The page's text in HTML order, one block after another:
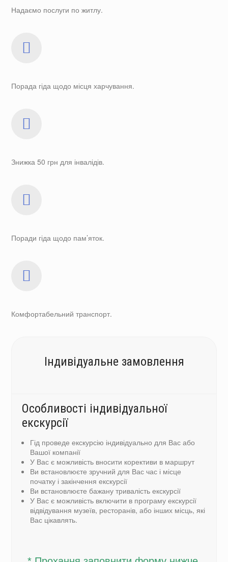
Надаємо послуги по житлу.
Порада гіда щодо місця харчування.
Знижка 50 грн для інвалідів.
Поради гіда щодо пам’яток.
Комфортабельний транспорт.
Індивідуальне замовлення
Особливості індивідуальної
екскурсії
Гід проведе екскурсію індивідуально для Вас або
Вашої компанії
У Вас є можливість вносити корективи в маршрут
Ви встановлюєте зручний для Вас час і місце
початку і закінчення екскурсії
Ви встановлюєте бажану тривалість екскурсії
У Вас є можливість включити в програму екскурсії
відвідування музеїв, ресторанів, або інших місць, які
Вас цікавлять.